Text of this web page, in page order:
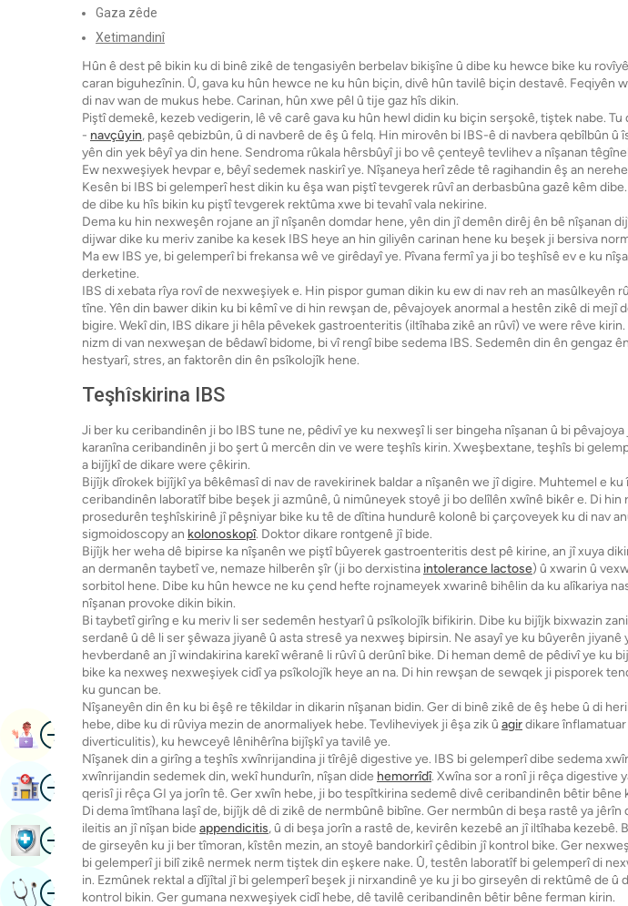
Gaza zêde
Xetimandinî
Hûn ê dest pê bikin ku di binê zikê de tengasiyên berbelav bikişîne û dibe ku hewce bike ku
caran biguhezînin. Û, gava ku hûn hewce ne ku hûn biçin, divê hûn tavilê biçin destavê. Feqiyên
di nav wan de mukus hebe. Carinan, hûn xwe pêl û tije gaz hîs dikin.
Piştî demekê, kezeb vedigerin, lê vê carê gava ku hûn hewl didin ku biçin serşokê, tiştek nabe. Tu
- navçûyin, paşê qebizbûn, û di navberê de êş û felq. Hin mirovên bi IBS-ê di navbera qebîlbûn û
yên din yek bêyî ya din hene. Sendroma rûkala hêrsbûyî ji bo vê çenteyê tevlihev a nîşanan
Ew nexweşiyek hevpar e, bêyî sedemek naskirî ye. Nîşaneya herî zêde tê ragihandin êş an
Kesên bi IBS bi gelemperî hest dikin ku êşa wan piştî tevgerek rûvî an derbasbûna gazê kêm
de dibe ku hîs bikin ku piştî tevgerek rektûma xwe bi tevahî vala nekirine.
Dema ku hin nexweşên rojane an jî nîşanên domdar hene, yên din jî demên dirêj ên bê nîşanan
dijwar dike ku meriv zanibe ka kesek IBS heye an hin giliyên carinan hene ku beşek ji bersiva
Ma ew IBS ye, bi gelemperî bi frekansa wê ve girêdayî ye. Pîvana fermî ya ji bo teşhîsê ev e ku
derketine.
IBS di xebata rîya rovî de nexweşiyek e. Hin pispor guman dikin ku ew di nav reh an masûlkeyên
tîne. Yên din bawer dikin ku bi kêmî ve di hin rewşan de, pêvajoyek anormal a hestên zikê di mejî
bigire. Wekî din, IBS dikare ji hêla pêvekek gastroenteritis (iltîhaba zikê an rûvî) ve were rêve
nizm di van nexweşan de bêdawî bidome, bi vî rengî bibe sedema IBS. Sedemên din ên gengaz
hestyarî, stres, an faktorên din ên psîkolojîk hene.
Teşhîskirina IBS
Ji ber ku ceribandinên ji bo IBS tune ne, pêdivî ye ku nexweşî li ser bingeha nîşanan û bi
karanîna ceribandinên ji bo şert û mercên din ve were teşhîs kirin. Xweşbextane, teşhîs bi
a bijîjkî de dikare were çêkirin.
Bijîjk dîrokek bijîjkî ya bêkêmasî di nav de ravekirinek baldar a nîşanên we jî digire. Muhtemel e ku
ceribandinên laboratîf bibe beşek ji azmûnê, û nimûneyek stoyê ji bo delîlên xwînê bikêr e. Di hin
prosedurên teşhîskirinê jî pêşniyar bike ku tê de dîtina hundurê kolonê bi çarçoveyek ku di nav
sigmoidoscopy an kolonoskopî. Doktor dikare rontgenê jî bide.
Bijîjk her weha dê bipirse ka nîşanên we piştî bûyerek gastroenteritis dest pê kirine, an jî xuya
an dermanên taybetî ve, nemaze hilberên şîr (ji bo derxistina intolerance lactose) û xwarin û
sorbitol hene. Dibe ku hûn hewce ne ku çend hefte rojnameyek xwarinê bihêlin da ku alîkariya
nîşanan provoke dikin bikin.
Bi taybetî girîng e ku meriv li ser sedemên hestyarî û psîkolojîk bifikirin. Dibe ku bijîjk bixwazin
serdanê û dê li ser şêwaza jiyanê û asta stresê ya nexweş bipirsin. Ne asayî ye ku bûyerên
hevberdanê an jî windakirina karekî wêranê li rûvî û derûnî bike. Di heman demê de pêdivî ye ku
bike ka nexweş nexweşiyek cidî ya psîkolojîk heye an na. Di hin rewşan de sewqek ji pisporek
ku guncan be.
Nîşaneyên din ên ku bi êşê re têkildar in dikarin nîşanan bidin. Ger di binê zikê de êş hebe û di
hebe, dibe ku di rûviya mezin de anormaliyek hebe. Tevliheviyek ji êşa zik û agirdikare
diverticulitis), ku hewceyê lênihêrîna bijîşkî ya tavilê ye.
Nîşanek din a girîng a teşhîs xwînrijandina ji tîrêjê digestive ye. IBS bi gelemperî dibe sedema
xwînrijandin sedemek din, wekî hundurîn, nîşan dide hemorrîdî. Xwîna sor a ronî ji rêça digestive
qerisî ji rêça GI ya jorîn tê. Ger xwîn hebe, ji bo tespîtkirina sedemê divê ceribandinên bêtir bêne
Di dema îmtîhana laşî de, bijîjk dê di zikê de nermbûnê bibîne. Ger nermbûn di beşa rastê ya jêrîn
ileitis an jî nîşan bide appendicitis, û di beşa jorîn a rastê de, kevirên kezebê an jî iltîhaba kezebê.
de girseyên ku ji ber tîmoran, kîstên mezin, an stoyê bandorkirî çêdibin jî kontrol bike. Ger
bi gelemperî ji bilî zikê nermek nerm tiştek din eşkere nake. Û, testên laboratîf bi gelemperî di
in. Ezmûnek rektal a dîjîtal jî bi gelemperî beşek ji nirxandinê ye ku ji bo girseyên di rektûmê de û
kontrol bikin. Ger gumana nexweşiyek cidî hebe, dê tavilê ceribandinên bêtir bêne ferman kirin.
WêneDestnîşankirinê Book
WêneNexweşxaneyê Bibînin
WênePirtûka Lêkolîna Tenduristiyê
WêneRaya Pisporê Bistînin